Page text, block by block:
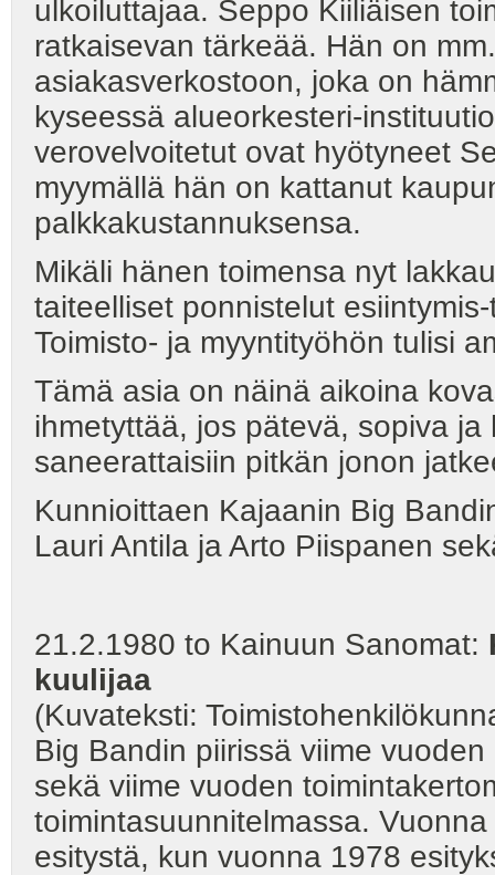
ulkoiluttajaa. Seppo Kiiliäisen
ratkaisevan tärkeää. Hän on
asiakasverkostoon, joka on
kyseessä alueorkesteri-
verovelvoitetut ovat hyötyneet
myymällä hän on kattanut
palkkakustannuksensa.
Mikäli hänen toimensa nyt
taiteelliset ponnistelut
Toimisto- ja myyntityöhön tulisi
Tämä asia on näinä aikoina
ihmetyttää, jos pätevä, sopiva
saneerattaisiin pitkän jonon
Kunnioittaen Kajaanin Big
Lauri Antila ja Arto Piispanen
21.2.1980 to Kainuun Sanomat:
kuulijaa
(Kuvateksti:
Big Bandin piirissä viime
sekä viime vuoden
toimintasuunnitelmassa.
esitystä, kun vuonna 1978